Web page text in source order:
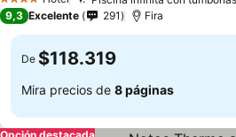
4 Estrellas
9,3 Excelente 291 Fira
De $118.319
Mira precios de 8 páginas